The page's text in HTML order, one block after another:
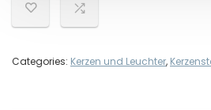
Categories: Kerzen und Leuchter,